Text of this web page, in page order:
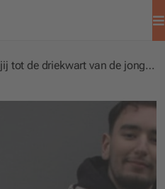
Behoor jij tot de driekwart van de jongeren met geldzorgen?